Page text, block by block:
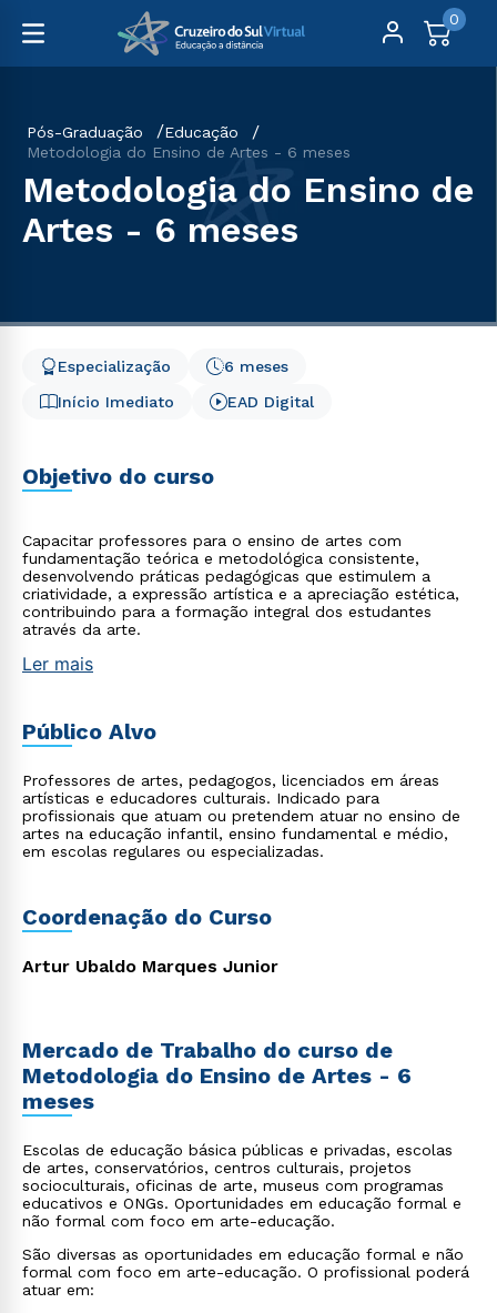
0
Pós-Graduação
Educação
Metodologia do Ensino de Artes - 6 meses
Metodologia do Ensino de
Artes - 6 meses
Início Imediato
6 meses
Especialização
EAD Digital
Objetivo do curso
Capacitar professores para o ensino de artes com
fundamentação teórica e metodológica consistente,
desenvolvendo práticas pedagógicas que estimulem a
criatividade, a expressão artística e a apreciação estética,
contribuindo para a formação integral dos estudantes
através da arte.
Ler mais
Público Alvo
Professores de artes, pedagogos, licenciados em áreas
artísticas e educadores culturais. Indicado para
profissionais que atuam ou pretendem atuar no ensino de
artes na educação infantil, ensino fundamental e médio,
em escolas regulares ou especializadas.
Coordenação do Curso
Artur Ubaldo Marques Junior
Mercado de Trabalho do curso de
Metodologia do Ensino de Artes - 6
meses
Escolas de educação básica públicas e privadas, escolas
de artes, conservatórios, centros culturais, projetos
socioculturais, oficinas de arte, museus com programas
educativos e ONGs. Oportunidades em educação formal e
não formal com foco em arte-educação.
São diversas as oportunidades em educação formal e não
formal com foco em arte-educação. O profissional poderá
atuar em: